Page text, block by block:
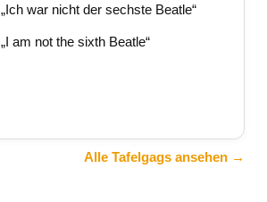
„Ich war nicht der sechste Beatle“
„I am not the sixth Beatle“
Alle Tafelgags ansehen →